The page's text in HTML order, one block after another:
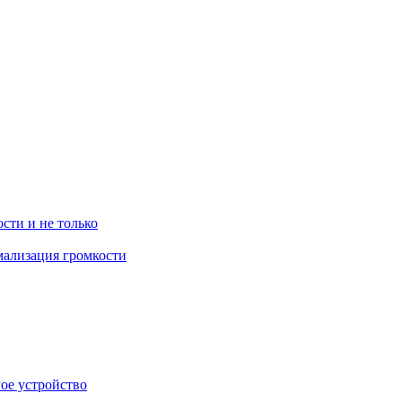
и не только
громкости
устройство